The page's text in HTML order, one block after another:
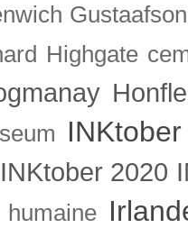
Gustaafson
Highgate
INKtober
INKtober 2020